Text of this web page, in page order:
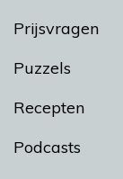
Prijsvragen
Puzzels
Recepten
Podcasts